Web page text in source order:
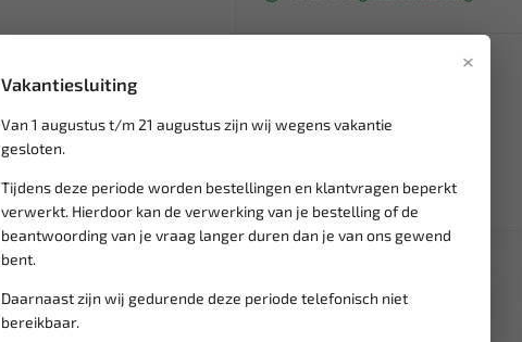
×
Vakantiesluiting
Van 1 augustus t/m 21 augustus zijn wij wegens vakantie
gesloten.
Tijdens deze periode worden bestellingen en klantvragen beperkt
verwerkt. Hierdoor kan de verwerking van je bestelling of de
beantwoording van je vraag langer duren dan je van ons gewend
bent.
Daarnaast zijn wij gedurende deze periode telefonisch niet
bereikbaar.